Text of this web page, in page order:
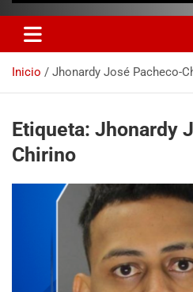
Inicio Jhonardy José Pacheco-
Etiqueta: Jhonardy
Chirino